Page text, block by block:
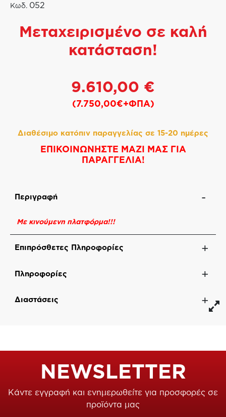
Κωδ. 052
Μεταχειρισμένο σε καλή
κατάσταση!
9.610,00 €
(7.750,00€+ΦΠΑ)
Διαθέσιμο κατόπιν παραγγελίας σε 15-20 ημέρες
ΕΠΙΚΟΙΝΩΝΗΣΤΕ ΜΑΖΙ ΜΑΣ ΓΙΑ
ΠΑΡΑΓΓΕΛΙΑ!
Περιγραφή
Με κινούμενη πλατφόρμα!!!
Επιπρόσθετες Πληροφορίες
Πληροφορίες
Διαστάσεις
NEWSLETTER
Κάντε εγγραφή και ενημερωθείτε για προσφορές σε
προϊόντα μας